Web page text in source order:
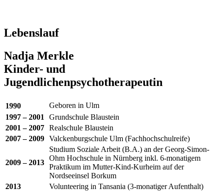
Lebenslauf
Nadja Merkle
Kinder- und
Jugendlichenpsychotherapeutin
1990
Geboren in Ulm
1997 – 2001
Grundschule Blaustein
2001 – 2007 Realschule Blaustein
2007 – 2009 Valckenburgschule Ulm (Fachhochschulreife)
2009 – 2013
Studium Soziale Arbeit (B.A.) an der Georg-Simon-
Ohm Hochschule in Nürnberg inkl. 6-monatigem
Praktikum im Mutter-Kind-Kurheim auf der
Nordseeinsel Borkum
2013
Volunteering in Tansania (3-monatiger Aufenthalt)